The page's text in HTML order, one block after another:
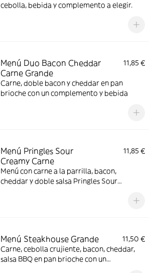
cebolla, bebida y complemento a elegir.
Menú Duo Bacon Cheddar
Carne Grande
11,85 €
Carne, doble bacon y cheddar en pan
brioche con un complemento y bebida
Menú Pringles Sour
Creamy Carne
11,85 €
Menú con carne a la parrilla, bacon,
cheddar y doble salsa Pringles Sour
Menú Steakhouse Grande
11,50 €
Carne, cebolla crujiente, bacon, cheddar,
salsa BBQ en pan brioche con un